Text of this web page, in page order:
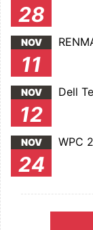
28
NOV
11
NOV
12
Dell
NOV
24
WPC